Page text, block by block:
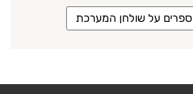
ספרים על שולחן המערכת